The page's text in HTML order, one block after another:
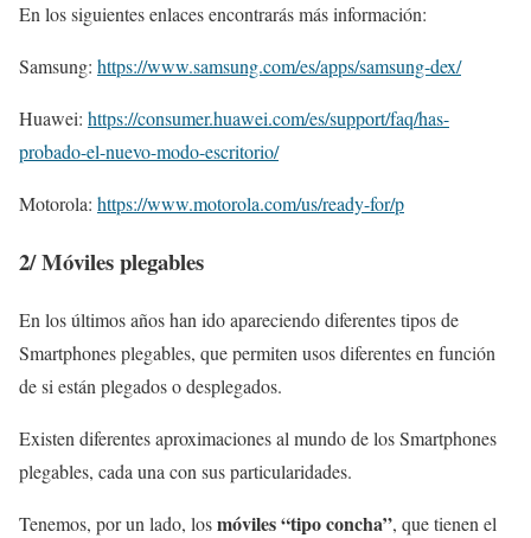
En los siguientes enlaces encontrarás más información:
Samsung: https://www.samsung.com/es/apps/samsung-dex/
Huawei: https://consumer.huawei.com/es/support/faq/has-
probado-el-nuevo-modo-escritorio/
Motorola: https://www.motorola.com/us/ready-for/p
2/Móviles plegables
En los últimos años han ido apareciendo diferentes tipos de
Smartphones plegables, que permiten usos diferentes en función
de si están plegados o desplegados.
Existen diferentes aproximaciones al mundo de los Smartphones
plegables, cada una con sus particularidades.
Tenemos, por un lado, losmóviles “tipo concha”, que tienen el